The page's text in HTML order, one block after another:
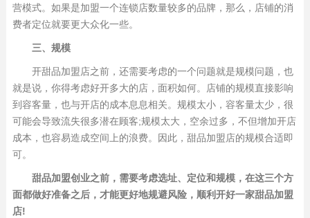
营模式。如果是加盟一个连锁店数量较多的品牌，那么，店铺的消
费者定位就要更大众化一些。
三、规模
开甜品加盟店之前，还需要考虑的一个问题就是规模问题，也
就是说，你得考虑好开多大的店，面积如何。店铺的规模直接影响
到容客量，也与开店的成本息息相关。规模太小，容客量太少，很
可能会导致流失很多潜在顾客;规模太大，空余过多，不但增加开店
成本，也容易造成空间上的浪费。因此，甜品加盟店的规模合适即
可。
甜品加盟创业之前，需要考虑选址、定位和规模，在这三个方
面都做好准备之后，才能更好地规避风险，顺利开好一家甜品加盟
店!